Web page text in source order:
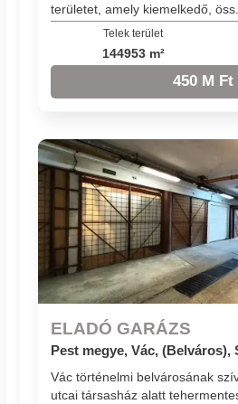
területet, amely kiemelkedő,
Telek terület
144953 m²
450 M Ft
ELADÓ GARÁZS
Pest megye, Vác, (Belváros),
Vác történelmi belvárosának
utcai társasház alatt